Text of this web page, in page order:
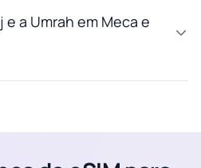
e a Umrah em Meca e